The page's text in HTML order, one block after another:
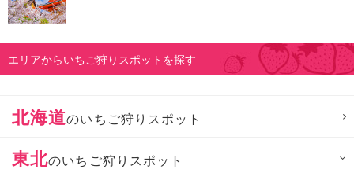
エリアからいちご狩りスポットを探す
北海道のいちご狩りスポット
東北のいちご狩りスポット